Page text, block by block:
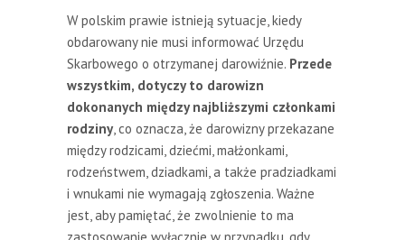
W polskim prawie istnieją sytuacje, kiedy
obdarowany nie musi informować Urzędu
Skarbowego o otrzymanej darowiźnie. Przede
wszystkim, dotyczy to darowizn
dokonanych między najbliższymi członkami
rodziny, co oznacza, że darowizny przekazane
między rodzicami, dziećmi, małżonkami,
rodzeństwem, dziadkami, a także pradziadkami
i wnukami nie wymagają zgłoszenia. Ważne
jest, aby pamiętać, że zwolnienie to ma